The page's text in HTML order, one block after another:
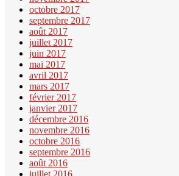
octobre 2017
septembre 2017
août 2017
juillet 2017
juin 2017
mai 2017
avril 2017
mars 2017
février 2017
janvier 2017
décembre 2016
novembre 2016
octobre 2016
septembre 2016
août 2016